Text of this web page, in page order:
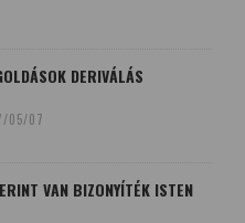
DERIVÁLÁS
05/07
VAN BIZONYÍTÉK ISTEN